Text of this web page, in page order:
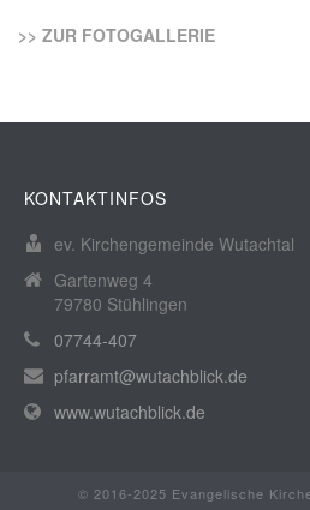
>> ZUR FOTOGALLERIE
KONTAKTINFOS
ev. Kirchengemeinde Wutachtal
Gartenweg 4
79780 Stühlingen
07744-407
pfarramt@wutachblick.de
www.wutachblick.de
© 2016-2025 Evangelische